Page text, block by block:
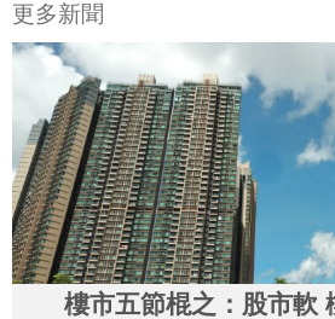
更多新聞
樓市五節棍之：股市軟